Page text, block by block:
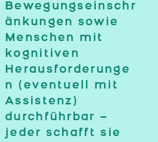
Bewegungseinschr
änkungen sowie
Menschen mit
kognitiven
Herausforderunge
n (eventuell mit
Assistenz)
durchführbar –
jeder schafft sie